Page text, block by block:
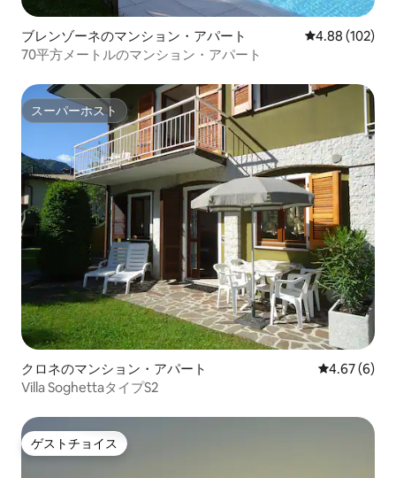
ブレンゾーネのマンション・アパート レビュー102
4.88 (102)
70平方メートルのマンション・アパート
スーパーホスト
スーパーホスト
クロネのマンション・アパート レビュー6
4.67 (6)
Villa SoghettaタイプS2
ゲストチョイス
ゲストチョイス